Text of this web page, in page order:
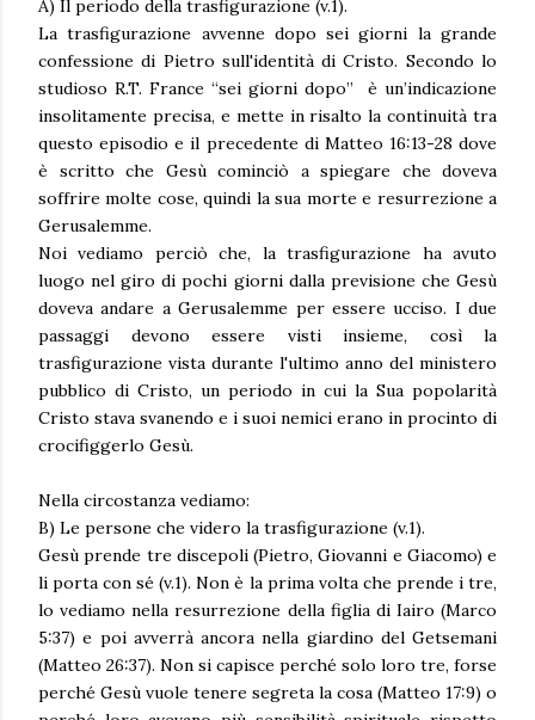
A) Il periodo della trasfigurazione (v.1).
La trasfigurazione avvenne dopo sei giorni la grande
confessione di Pietro sull'identità di Cristo. Secondo lo
studioso R.T. France “sei giorni dopo” è un’indicazione
insolitamente precisa, e mette in risalto la continuità tra
questo episodio e il precedente di Matteo 16:13-28 dove
è scritto che Gesù cominciò a spiegare che doveva
soffrire molte cose, quindi la sua morte e resurrezione a
Gerusalemme.
Noi vediamo perciò che, la trasfigurazione ha avuto
luogo nel giro di pochi giorni dalla previsione che Gesù
doveva andare a Gerusalemme per essere ucciso. I due
passaggi devono essere visti insieme, così la
trasfigurazione vista durante l'ultimo anno del ministero
pubblico di Cristo, un periodo in cui la Sua popolarità
Cristo stava svanendo e i suoi nemici erano in procinto di
crocifiggerlo Gesù.
Nella circostanza vediamo:
B) Le persone che videro la trasfigurazione (v.1).
Gesù prende tre discepoli (Pietro, Giovanni e Giacomo) e
li porta con sé (v.1). Non è la prima volta che prende i tre,
lo vediamo nella resurrezione della figlia di Iairo (Marco
5:37) e poi avverrà ancora nella giardino del Getsemani
(Matteo 26:37). Non si capisce perché solo loro tre, forse
perché Gesù vuole tenere segreta la cosa (Matteo 17:9) o